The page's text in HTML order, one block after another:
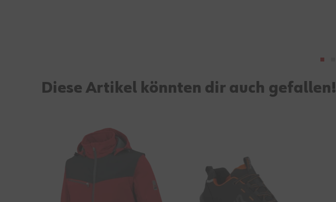
Diese Artikel könnten dir auch gefallen!